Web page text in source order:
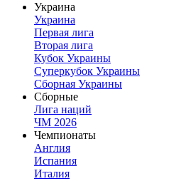
Украина
Украина
Первая лига
Вторая лига
Кубок Украины
Суперкубок Украины
Сборная Украины
Сборные
Лига наций
ЧМ 2026
Чемпионаты
Англия
Испания
Италия